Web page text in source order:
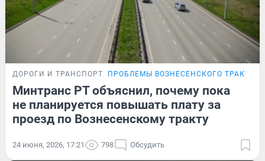
ДОРОГИ И ТРАНСПОРТ ПРОБЛЕМЫ ВОЗНЕСЕНСКОГО ТРАКТА
Минтранс РТ объяснил, почему пока
не планируется повышать плату за
проезд по Вознесенскому тракту
24 июня, 2026, 17:21 798 Обсудить